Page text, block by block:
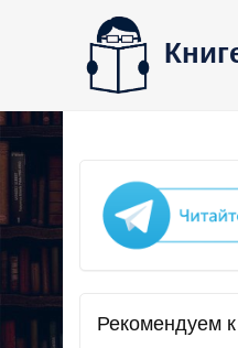
Рекомендуем